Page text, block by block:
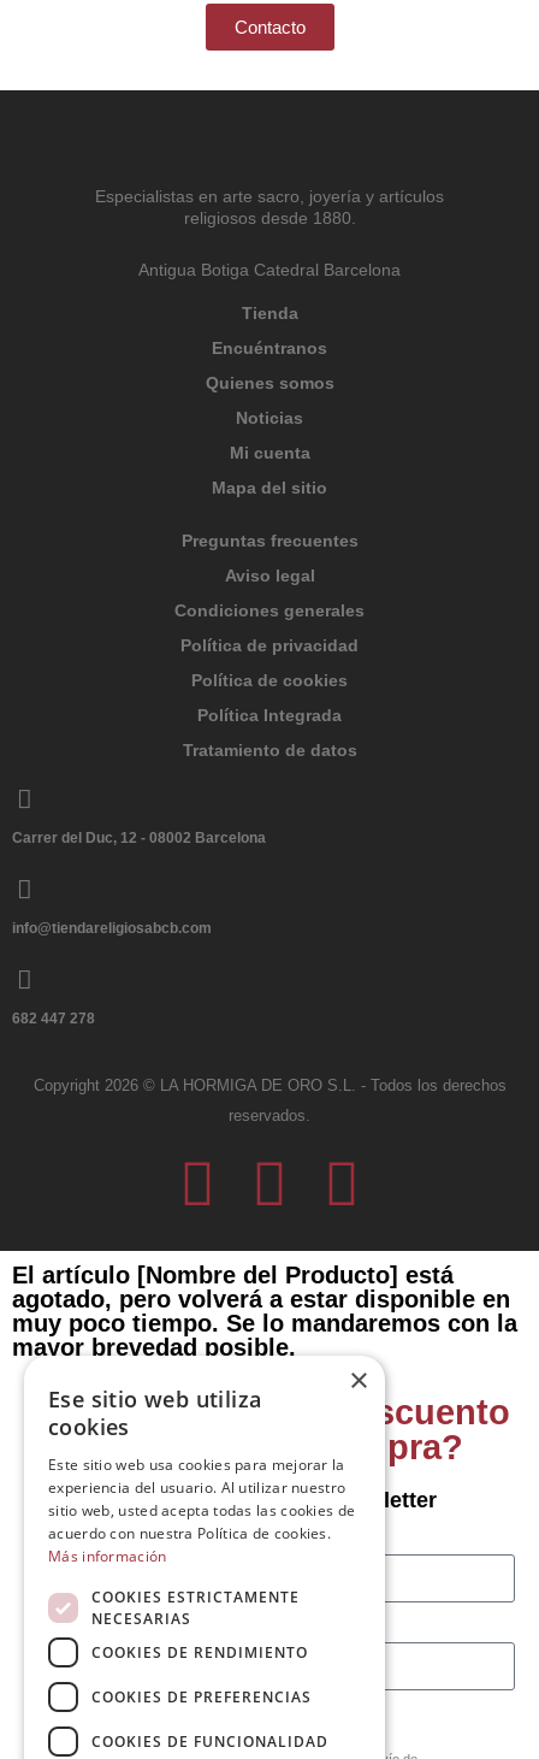
Contacto
Especialistas en arte sacro, joyería y artículos
religiosos desde 1880.
Antigua Botiga Catedral Barcelona
Tienda
Encuéntranos
Quienes somos
Noticias
Mi cuenta
Mapa del sitio
Preguntas frecuentes
Aviso legal
Condiciones generales
Política de privacidad
Política de cookies
Política Integrada
Tratamiento de datos
Carrer del Duc, 12 - 08002 Barcelona
info@tiendareligiosabcb.com
682 447 278
Copyright 2026 © LA HORMIGA DE ORO S.L. - Todos los derechos
reservados.
El artículo [Nombre del Producto] está
agotado, pero volverá a estar disponible en
muy poco tiempo. Se lo mandaremos con la
mayor brevedad posible.
¿Quiere un 5% de descuento
en su primera compra?
Suscríbase a nuestra Newsletter
Nombre
×
Ese sitio web utiliza
cookies
Este sitio web usa cookies para mejorar la
experiencia del usuario. Al utilizar nuestro
sitio web, usted acepta todas las cookies de
acuerdo con nuestra Política de cookies.
Más información
COOKIES ESTRICTAMENTE
NECESARIAS
COOKIES DE RENDIMIENTO
COOKIES DE PREFERENCIAS
COOKIES DE FUNCIONALIDAD